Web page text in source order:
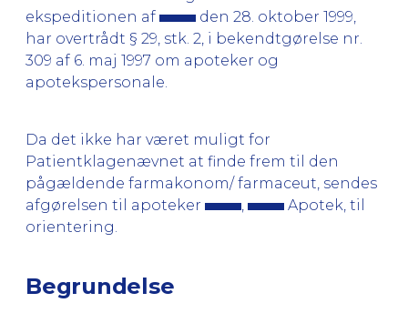
ekspeditionen af
den 28. oktober 1999,
har overtrådt § 29, stk. 2, i bekendtgørelse nr.
309 af 6. maj 1997 om apoteker og
apotekspersonale.
Da det ikke har været muligt for
Patientklagenævnet at finde frem til den
pågældende farmakonom/ farmaceut, sendes
afgørelsen til apoteker
Apotek, til
orientering.
Begrundelse